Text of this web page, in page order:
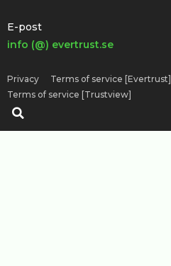
E-post
info (@) evertrust.se
Privacy
Terms of service [Evertrust]
Terms of service [Trustview]
Sök